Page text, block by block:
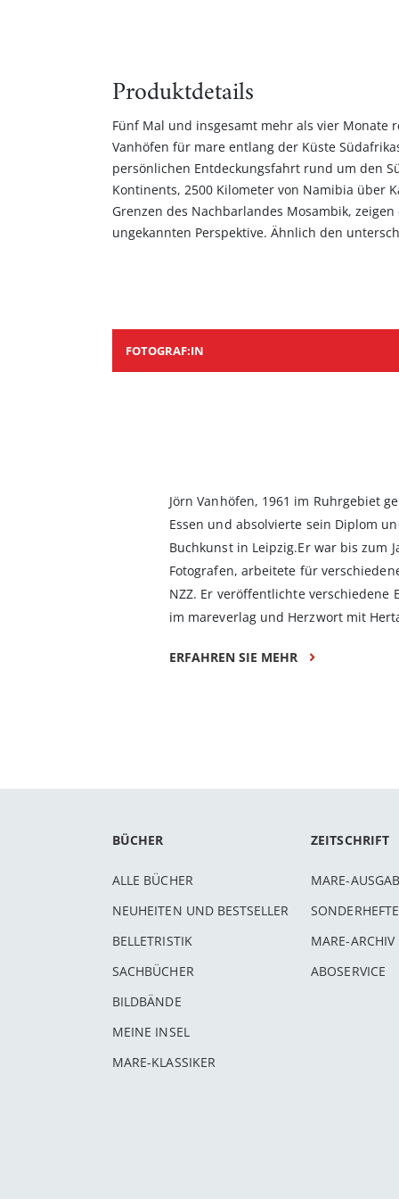
Produktdetails
Fünf Mal und insgesamt mehr als vier Monate
Vanhöfen für mare entlang der Küste
persönlichen Entdeckungsfahrt rund um den
Kontinents, 2500 Kilometer von Namibia über
Grenzen des Nachbarlandes Mosambik,
ungekannten Perspektive. Ähnlich den
Atlantik und Indik, die sich an diesen Ufern
höchst unterschiedliche Kulturen zu einer
Meere das Land geformt haben, so haben
Siedler eine einzigartige kulturelle Sprache
die wilde Schönheit und die großzügige Weite –
FOTOGRAF:IN
Jörn Vanhöfen, 1961 im Ruhrgebiet
Essen und absolvierte sein Diplom
Buchkunst in Leipzig.Er war bis zum
Fotografen, arbeitete für
NZZ. Er veröffentlichte verschiedene
im mareverlag und Herzwort mit
ERFAHREN SIE MEHR
BÜCHER
ALLE BÜCHER
NEUHEITEN UND BESTSELLER
BELLETRISTIK
SACHBÜCHER
BILDBÄNDE
MEINE INSEL
MARE-KLASSIKER
ZEITSCHRIFT
MARE-
SONDERHEFTE
MARE-ARCHIV
ABOSERVICE